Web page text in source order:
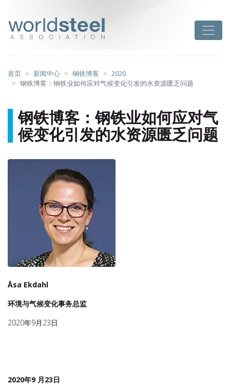
首页 新闻中心 钢铁博客
2020
钢铁博客：钢铁业如何应对气候变化引发的水资源匮乏问题
钢铁博客：钢铁业如何应对气
候变化引发的水资源匮乏问题
Åsa Ekdahl
环境与气候变化事务总监
2020年9月23日
2020年9 月23日